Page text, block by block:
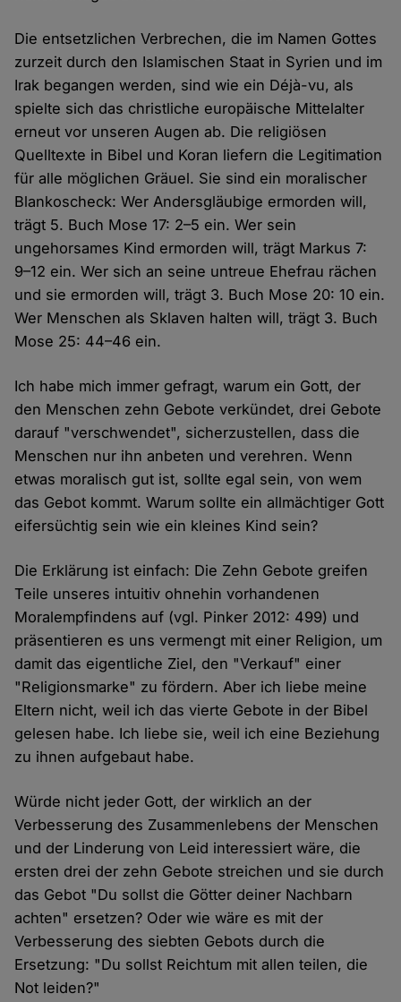
Die entsetzlichen Verbrechen, die im Namen Gottes
zurzeit durch den Islamischen Staat in Syrien und im
Irak begangen werden, sind wie ein Déjà-vu, als
spielte sich das christliche europäische Mittelalter
erneut vor unseren Augen ab. Die religiösen
Quelltexte in Bibel und Koran liefern die Legitimation
für alle möglichen Gräuel. Sie sind ein moralischer
Blankoscheck: Wer Andersgläubige ermorden will,
trägt 5. Buch Mose 17: 2–5 ein. Wer sein
ungehorsames Kind ermorden will, trägt Markus 7:
9–12 ein. Wer sich an seine untreue Ehefrau rächen
und sie ermorden will, trägt 3. Buch Mose 20: 10 ein.
Wer Menschen als Sklaven halten will, trägt 3. Buch
Mose 25: 44–46 ein.
Ich habe mich immer gefragt, warum ein Gott, der
den Menschen zehn Gebote verkündet, drei Gebote
darauf "verschwendet", sicherzustellen, dass die
Menschen nur ihn anbeten und verehren. Wenn
etwas moralisch gut ist, sollte egal sein, von wem
das Gebot kommt. Warum sollte ein allmächtiger Gott
eifersüchtig sein wie ein kleines Kind sein?
Die Erklärung ist einfach: Die Zehn Gebote greifen
Teile unseres intuitiv ohnehin vorhandenen
Moralempfindens auf (vgl. Pinker 2012: 499) und
präsentieren es uns vermengt mit einer Religion, um
damit das eigentliche Ziel, den "Verkauf" einer
"Religionsmarke" zu fördern. Aber ich liebe meine
Eltern nicht, weil ich das vierte Gebote in der Bibel
gelesen habe. Ich liebe sie, weil ich eine Beziehung
zu ihnen aufgebaut habe.
Würde nicht jeder Gott, der wirklich an der
Verbesserung des Zusammenlebens der Menschen
und der Linderung von Leid interessiert wäre, die
ersten drei der zehn Gebote streichen und sie durch
das Gebot "Du sollst die Götter deiner Nachbarn
achten" ersetzen? Oder wie wäre es mit der
Verbesserung des siebten Gebots durch die
Ersetzung: "Du sollst Reichtum mit allen teilen, die
Not leiden?"